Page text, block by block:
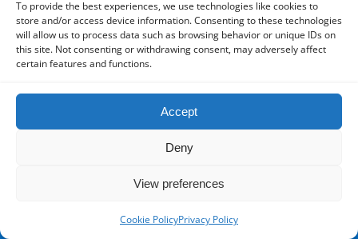
To provide the best experiences, we use technologies like cookies to
store and/or access device information. Consenting to these technologies
will allow us to process data such as browsing behavior or unique IDs on
this site. Not consenting or withdrawing consent, may adversely affect
certain features and functions.
Accept
Deny
View preferences
Cookie PolicyPrivacy Policy
Mobile Desktop
Powered by
WPtouch Mobile Suite for WordPress